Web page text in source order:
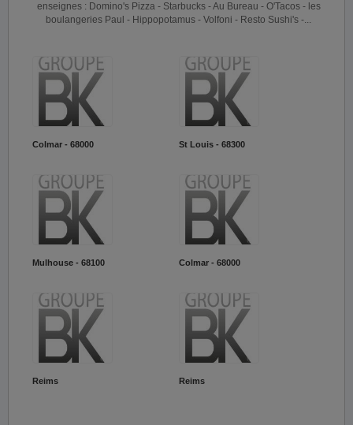
enseignes : Domino's Pizza - Starbucks - Au Bureau - O'Tacos - les
boulangeries Paul - Hippopotamus - Volfoni - Resto Sushi's -...
Colmar - 68000 St Louis - 68300
Mulhouse - 68100 Colmar - 68000
Reims Reims